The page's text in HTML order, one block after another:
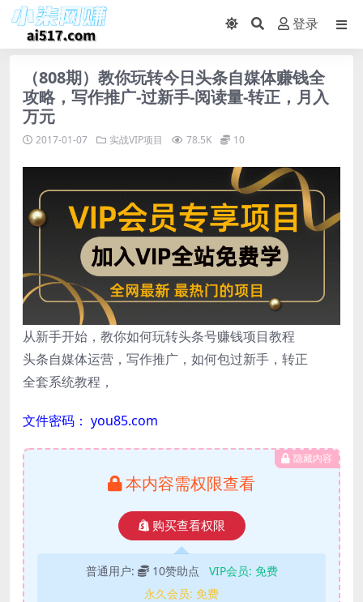
登录
（808期）教你玩转今日头条自媒体赚钱全
攻略，写作推广-过新手-阅读量-转正，月入
万元
2017-01-07 实战VIP项目 78.5K 10
从新手开始，教你如何玩转头条号赚钱项目教程
头条自媒体运营，写作推广，如何包过新手，转正
全套系统教程，
文件密码： you85.com
隐藏内容
本内容需权限查看
购买查看权限
普通用户: 10赞助点 VIP会员: 免费
永久会员: 免费